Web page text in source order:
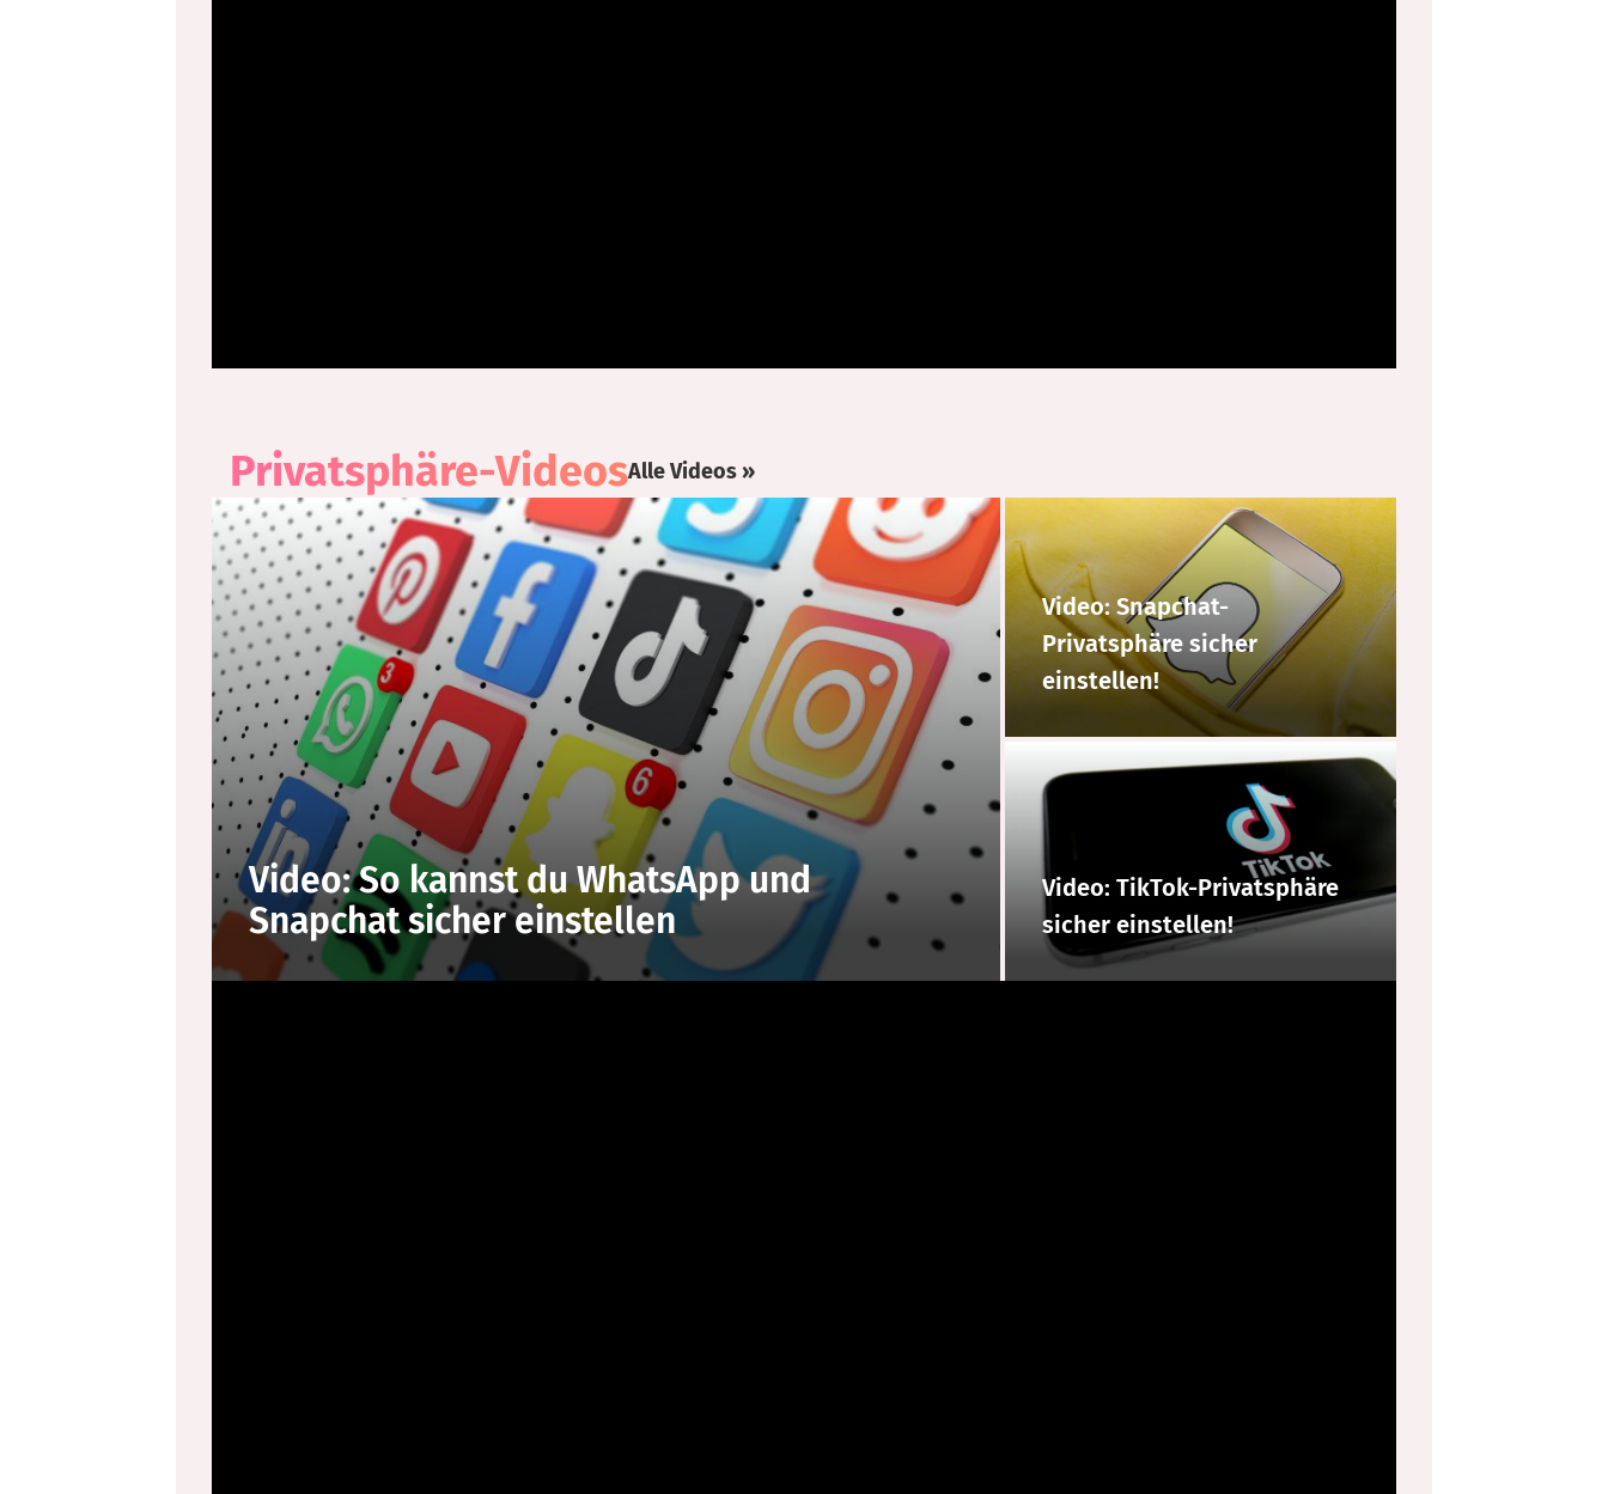
Privatsphäre-VideosAlle Videos »
Video: So kannst du WhatsApp und
Snapchat sicher einstellen
Video: Snapchat-
Privatsphäre sicher
einstellen!
Video: TikTok-Privatsphäre
sicher einstellen!